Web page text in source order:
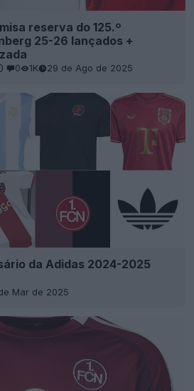
reserva do 125.º
25-26 lançados +
0 1K 29 de Ago de 2025
da Adidas 2024-2025
Mar de 2025